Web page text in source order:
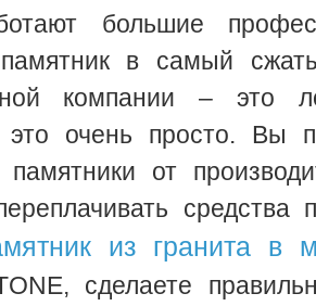
большие
памятник в самый
компании – это
это очень просто. Вы
памятники от
средства
из гранита в
сделаете